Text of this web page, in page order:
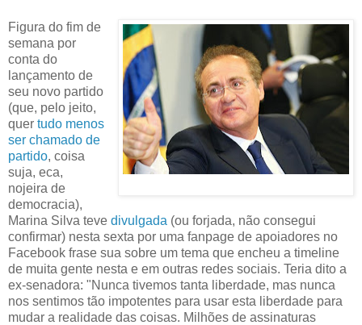
Figura do fim de
semana por
conta do
lançamento de
seu novo partido
(que, pelo jeito,
quer tudo menos
ser chamado de
partido, coisa
suja, eca,
nojeira de
democracia),
Marina Silva teve divulgada (ou forjada, não consegui
confirmar) nesta sexta por uma fanpage de apoiadores no
Facebook frase sua sobre um tema que encheu a timeline
de muita gente nesta e em outras redes sociais. ‎Teria dito a
ex-senadora: "Nunca tivemos tanta liberdade, mas nunca
nos sentimos tão impotentes para usar esta liberdade para
mudar a realidade das coisas. Milhões de assinaturas